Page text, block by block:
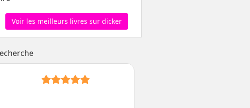
Voir les meilleurs livres sur dicker